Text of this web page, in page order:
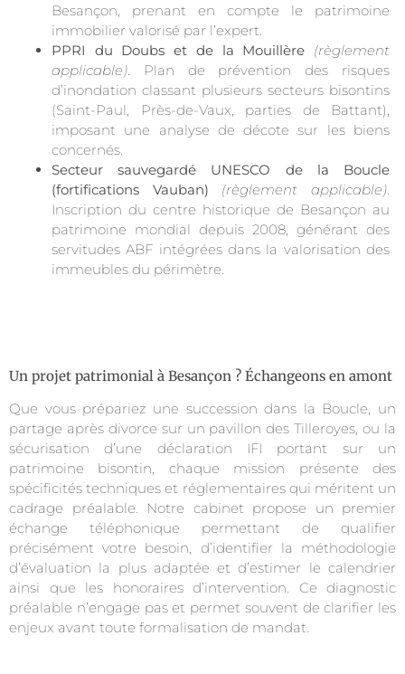
Besançon, prenant en compte le patrimoine
immobilier valorisé par l’expert.
PPRI du Doubs et de la Mouillère (règlement
applicable) . Plan de prévention des risques
d’inondation classant plusieurs secteurs bisontins
(Saint-Paul, Près-de-Vaux, parties de Battant),
imposant une analyse de décote sur les biens
concernés.
Secteur sauvegardé UNESCO de la Boucle
(fortifications Vauban)
(règlement applicable)
Inscription du centre historique de Besançon au
patrimoine mondial depuis 2008, générant des
servitudes ABF intégrées dans la valorisation des
immeubles du périmètre.
Un projet patrimonial à Besançon ? Échangeons en amont
Que vous prépariez une succession dans la Boucle, un
partage après divorce sur un pavillon des Tilleroyes, ou la
sécurisation d’une déclaration IFI portant sur un
patrimoine bisontin, chaque mission présente des
spécificités techniques et réglementaires qui méritent un
cadrage préalable. Notre cabinet propose un premier
échange téléphonique permettant de qualifier
précisément votre besoin, d’identifier la méthodologie
d’évaluation la plus adaptée et d’estimer le calendrier
ainsi que les honoraires d’intervention. Ce diagnostic
préalable n’engage pas et permet souvent de clarifier les
enjeux avant toute formalisation de mandat.